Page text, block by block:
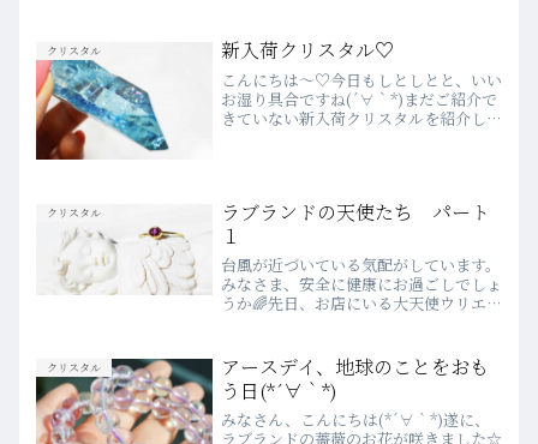
謝の気持ちでいっぱいです！！さて、本
日は先日ラブランドに...
クリスタル 新入荷クリスタル♡
こんにちは～♡今日もしとしとと、いい
お湿り具合ですね(´∀｀*)まだご紹介で
きていない新入荷クリスタルを紹介しま
クリスタル
ラブランドの天使たち パート
１
台風が近づいている気配がしています。
みなさま、安全に健康にお過ごしでしょ
うか🌈先日、お店にいる大天使ウリエル
逆行のシルエットが素敵です♡ラブラン
ドにはそこかしこに天使が...
クリスタル
アースデイ、地球のことをおも
う日(*´∀｀*)
みなさん、こんにちは(*´∀｀*)遂に、
ラブランドの薔薇のお花が咲きました☆